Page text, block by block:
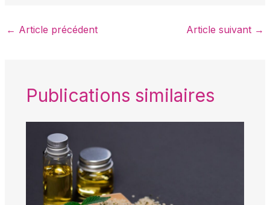
← Article précédent Article suivant →
Publications similaires